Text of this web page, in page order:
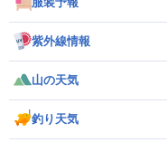
紫外線情報
山の天気
釣り天気